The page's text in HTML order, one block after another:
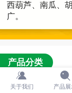
西葫芦、南瓜、
广。
产品分类
关于我们 产品